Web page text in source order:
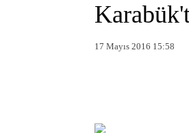
17 Mayıs 2016 15:58